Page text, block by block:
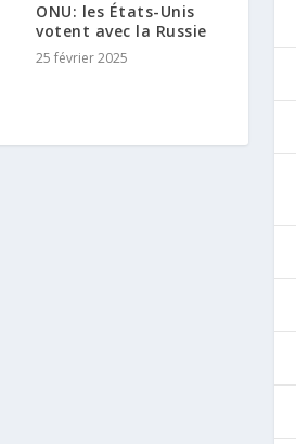
ONU: les États-Unis
votent avec la Russie
25 février 2025